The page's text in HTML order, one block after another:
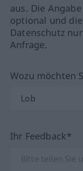
aus. Die
optional und
Datenschutz
Anfrage.
Wozu möchten
Ihr Feedback*